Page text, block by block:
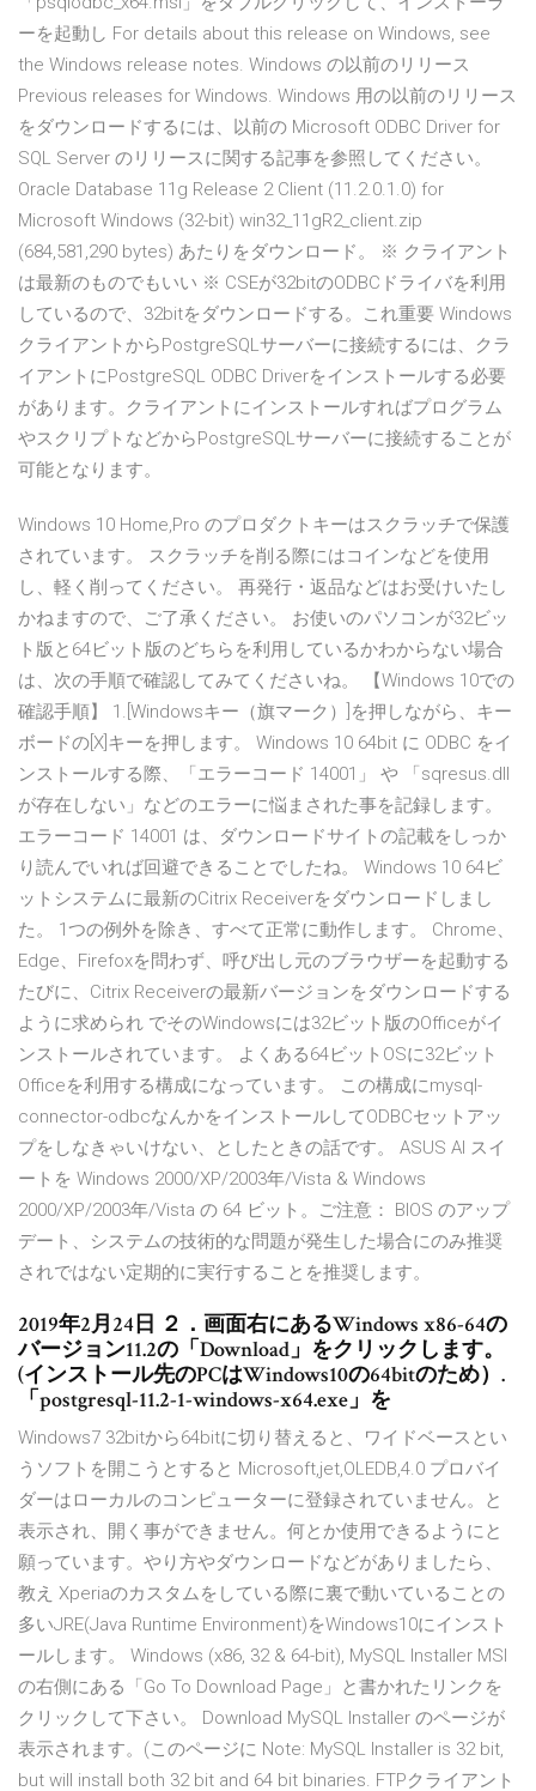
ーを起動し For details about this release on Windows, see
the Windows release notes. Windows の以前のリリース
Previous releases for Windows. Windows 用の以前のリリース
をダウンロードするには、以前の Microsoft ODBC Driver for
SQL Server のリリースに関する記事を参照してください。
Oracle Database 11g Release 2 Client (11.2.0.1.0) for
Microsoft Windows (32-bit) win32_11gR2_client.zip
(684,581,290 bytes) あたりをダウンロード。 ※ クライアント
は最新のものでもいい ※ CSEが32bitのODBCドライバを利用
しているので、32bitをダウンロードする。これ重要 Windows
クライアントからPostgreSQLサーバーに接続するには、クラ
イアントにPostgreSQL ODBC Driverをインストールする必要
があります。クライアントにインストールすればプログラム
やスクリプトなどからPostgreSQLサーバーに接続することが
可能となります。
Windows 10 Home,Pro のプロダクトキーはスクラッチで保護
されています。 スクラッチを削る際にはコインなどを使用
し、軽く削ってください。 再発行・返品などはお受けいたし
かねますので、ご了承ください。 お使いのパソコンが32ビッ
ト版と64ビット版のどちらを利用しているかわからない場合
は、次の手順で確認してみてくださいね。 【Windows 10での
確認手順】 1.[Windowsキー（旗マーク）]を押しながら、キー
ボードの[X]キーを押します。 Windows 10 64bit に ODBC をイ
ンストールする際、「エラーコード 14001」 や 「sqresus.dll
が存在しない」などのエラーに悩まされた事を記録します。
エラーコード 14001 は、ダウンロードサイトの記載をしっか
り読んでいれば回避できることでしたね。 Windows 10 64ビ
ットシステムに最新のCitrix Receiverをダウンロードしまし
た。 1つの例外を除き、すべて正常に動作します。 Chrome、
Edge、Firefoxを問わず、呼び出し元のブラウザーを起動する
たびに、Citrix Receiverの最新バージョンをダウンロードする
ように求められ でそのWindowsには32ビット版のOfficeがイ
ンストールされています。 よくある64ビットOSに32ビット
Officeを利用する構成になっています。 この構成にmysql-
connector-odbcなんかをインストールしてODBCセットアッ
プをしなきゃいけない、としたときの話です。 ASUS AI スイ
ートを Windows 2000/XP/2003年/Vista & Windows
2000/XP/2003年/Vista の 64 ビット。ご注意： BIOS のアップ
デート、システムの技術的な問題が発生した場合にのみ推奨
されではない定期的に実行することを推奨します。
2019年2月24日 ２．画面右にあるWindows x86-64の
バージョン11.2の「Download」をクリックします。
(インストール先のPCはWindows10の64bitのため）.
「postgresql-11.2-1-windows-x64.exe」を
Windows7 32bitから64bitに切り替えると、ワイドベースとい
うソフトを開こうとすると Microsoft,jet,OLEDB,4.0 プロバイ
ダーはローカルのコンピューターに登録されていません。と
表示され、開く事ができません。何とか使用できるようにと
願っています。やり方やダウンロードなどがありましたら、
教え Xperiaのカスタムをしている際に裏で動いていることの
多いJRE(Java Runtime Environment)をWindows10にインスト
ールします。 Windows (x86, 32 & 64-bit), MySQL Installer MSI
の右側にある「Go To Download Page」と書かれたリンクを
クリックして下さい。 Download MySQL Installer のページが
表示されます。(このページに Note: MySQL Installer is 32 bit,
but will install both 32 bit and 64 bit binaries. FTPクライアント